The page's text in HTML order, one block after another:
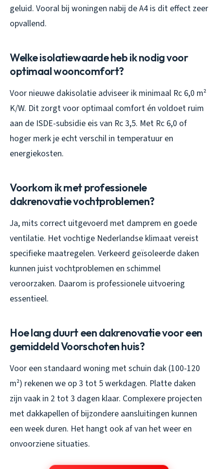
geluid. Vooral bij woningen nabij de A4 is dit effect zeer
opvallend.
Welke isolatiewaarde heb ik nodig voor
optimaal wooncomfort?
Voor nieuwe dakisolatie adviseer ik minimaal Rc 6,0 m²
K/W. Dit zorgt voor optimaal comfort én voldoet ruim
aan de ISDE-subsidie eis van Rc 3,5. Met Rc 6,0 of
hoger merk je echt verschil in temperatuur en
energiekosten.
Voorkom ik met professionele
dakrenovatie vochtproblemen?
Ja, mits correct uitgevoerd met damprem en goede
ventilatie. Het vochtige Nederlandse klimaat vereist
specifieke maatregelen. Verkeerd geïsoleerde daken
kunnen juist vochtproblemen en schimmel
veroorzaken. Daarom is professionele uitvoering
essentieel.
Hoe lang duurt een dakrenovatie voor een
gemiddeld Voorschoten huis?
Voor een standaard woning met schuin dak (100-120
m²) rekenen we op 3 tot 5 werkdagen. Platte daken
zijn vaak in 2 tot 3 dagen klaar. Complexere projecten
met dakkapellen of bijzondere aansluitingen kunnen
een week duren. Het hangt ook af van het weer en
onvoorziene situaties.